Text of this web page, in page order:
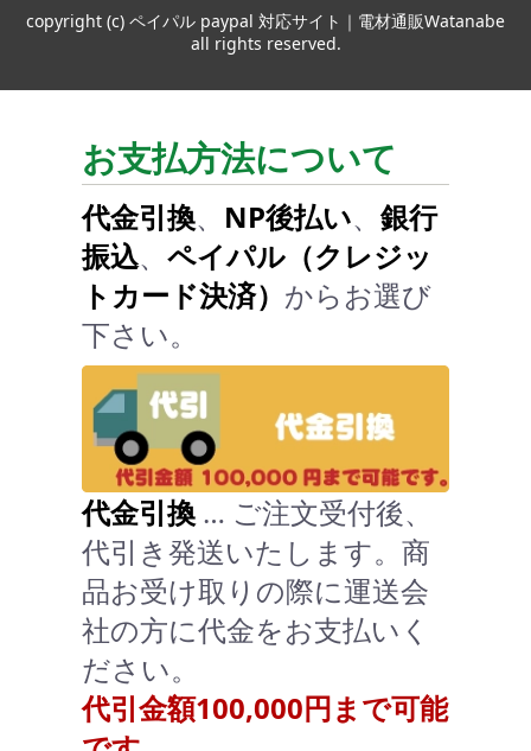
copyright (c) ペイパル paypal 対応サイト｜電材通販Watanabe
all rights reserved.
お支払方法について
代金引換、 NP後払い、 銀行
振込、 ペイパル（クレジッ
トカード決済） からお選び
下さい。
代金引換 … ご注文受付後、
代引き発送いたします。商
品お受け取りの際に運送会
社の方に代金をお支払いく
ださい。
代引金額100,000円まで可能